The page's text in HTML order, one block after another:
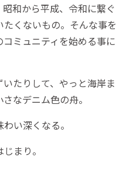
和から平成、令和に繋ぐ
くないもの。そんな事を
ミュニティを始める事に
たりして、やっと海岸ま
なデニム色の舟。
い深くなる。
まり。